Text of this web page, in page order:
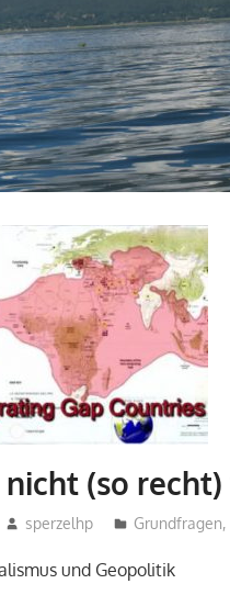
nicht (so
sperzelhp Grundfragen,
und Geopolitik